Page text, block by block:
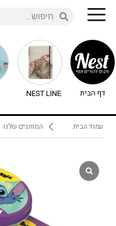
דף הבית NEST LINE
עמוד הבית המותגים שלנו